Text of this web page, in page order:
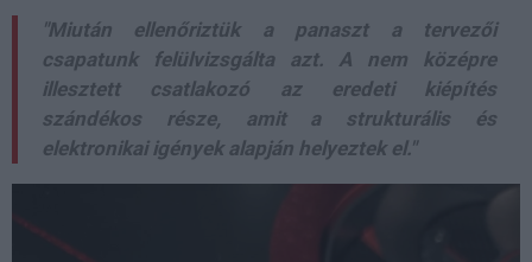
"Miután ellenőriztük a panaszt a tervezői
csapatunk felülvizsgálta azt. A nem középre
illesztett csatlakozó az eredeti kiépítés
szándékos része, amit a strukturális és
elektronikai igények alapján helyeztek el."